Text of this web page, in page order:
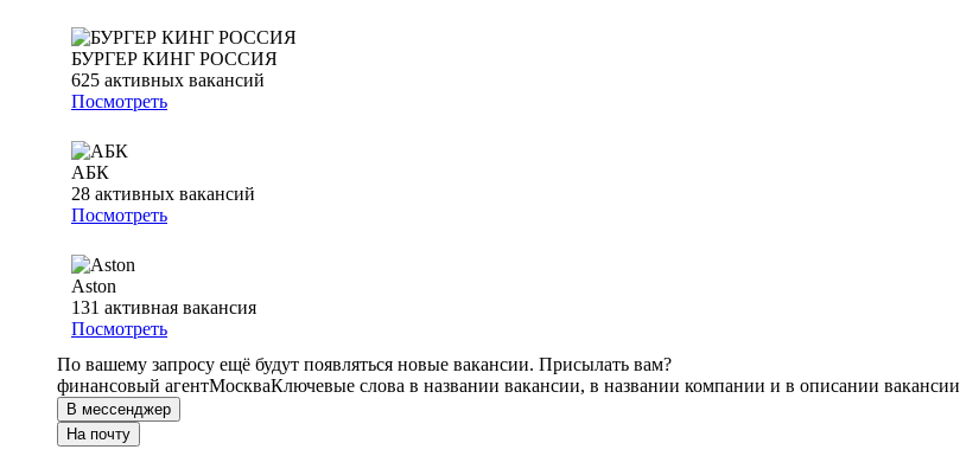
БУРГЕР КИНГ РОССИЯ
625 активных вакансий
Посмотреть
АБК
28 активных вакансий
Посмотреть
Aston
131 активная вакансия
Посмотреть
По вашему запросу ещё будут появляться новые вакансии. Присылать вам?
финансовый агентМоскваКлючевые слова в названии вакансии, в названии компании и в описании вакансии
В мессенджер
На почту